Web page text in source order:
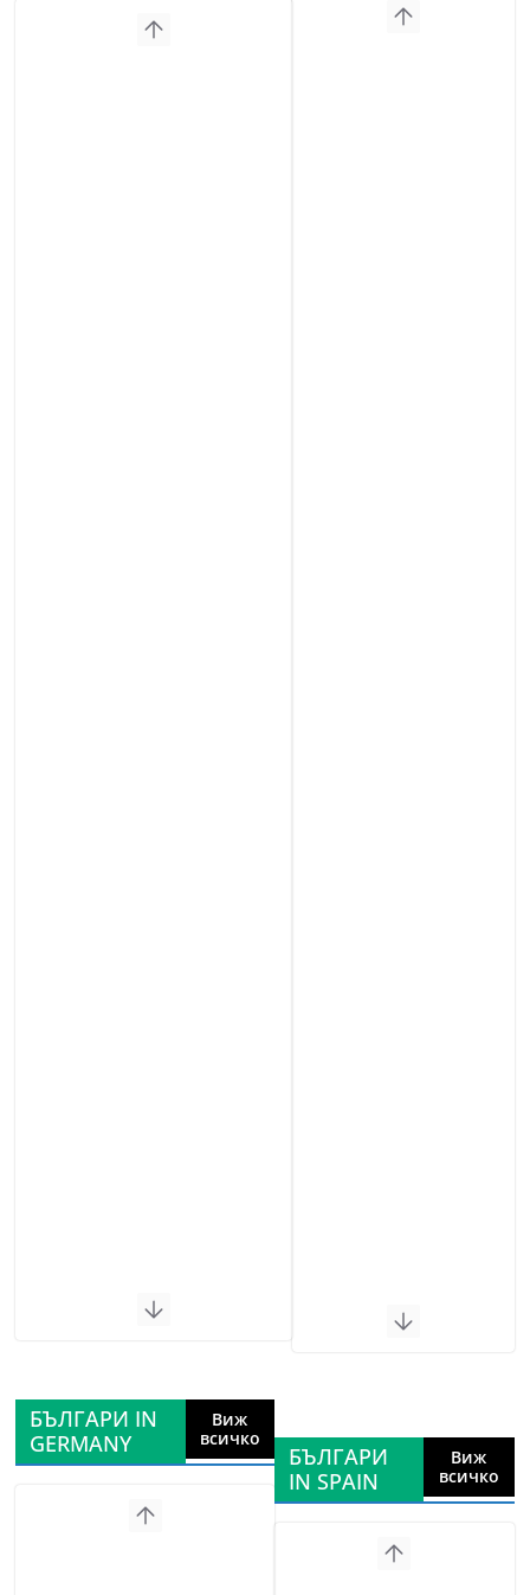
БЪЛГАРИ IN
GERMANY
Виж
всичко
БЪЛГАРИ
IN SPAIN
Виж
всичко